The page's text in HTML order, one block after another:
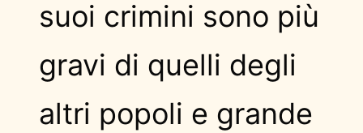
suoi crimini sono più
gravi di quelli degli
altri popoli e grande